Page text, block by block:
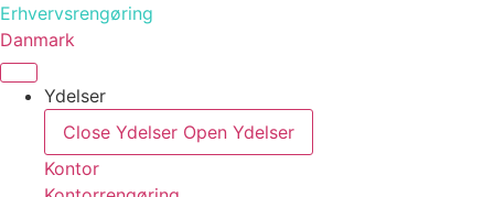
Videre
til
indhold
Erhvervsrengøring
Danmark
Ydelser
Close Ydelser Open Ydelser
Kontor